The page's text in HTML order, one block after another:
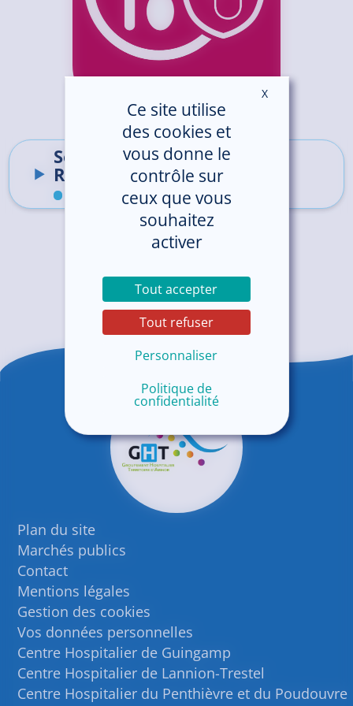
Soins Médicaux et
Réadaptation Nutrition
Hôpital de proximité de Paimpol
Plan du site
Marchés publics
Contact
Mentions légales
Gestion des cookies
Vos données personnelles
Centre Hospitalier de Guingamp
Centre Hospitalier de Lannion-Trestel
Centre Hospitalier du Penthièvre et du Poudouvre
Ce site utilise
des cookies et
vous donne le
contrôle sur
ceux que vous
souhaitez
activer
Tout accepter
Tout refuser
Personnaliser
Politique de
confidentialité
XMasquer le